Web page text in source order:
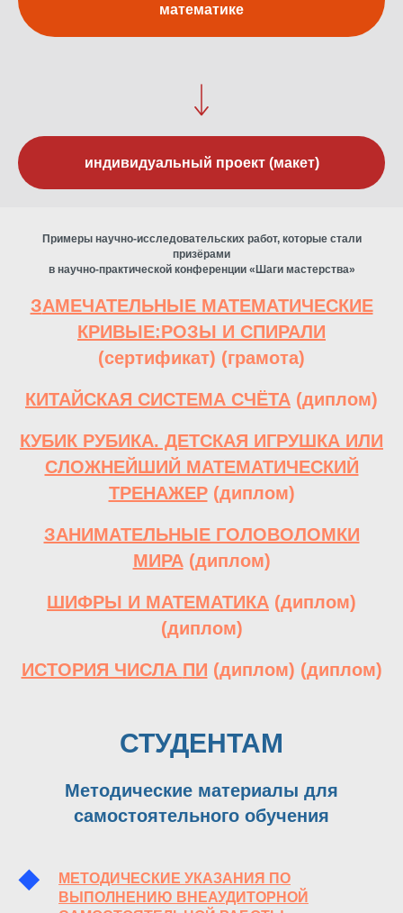
математике
индивидуальный проект (макет)
Примеры научно-исследовательских работ, которые стали
призёрами
в научно-практической конференции «Шаги мастерства»
ЗАМЕЧАТЕЛЬНЫЕ МАТЕМАТИЧЕСКИЕ
КРИВЫЕ:РОЗЫ И СПИРАЛИ
(сертификат) (грамота)
КИТАЙСКАЯ СИСТЕМА СЧЁТА (диплом)
КУБИК РУБИКА. ДЕТСКАЯ ИГРУШКА ИЛИ
СЛОЖНЕЙШИЙ МАТЕМАТИЧЕСКИЙ
ТРЕНАЖЕР(диплом)
ЗАНИМАТЕЛЬНЫЕ ГОЛОВОЛОМКИ
МИРА(диплом)
ШИФРЫ И МАТЕМАТИКА (диплом)
(диплом)
ИСТОРИЯ ЧИСЛА ПИ (диплом) (диплом)
СТУДЕНТАМ
Методические материалы для
самостоятельного обучения
МЕТОДИЧЕСКИЕ УКАЗАНИЯ ПО
ВЫПОЛНЕНИЮ ВНЕАУДИТОРНОЙ